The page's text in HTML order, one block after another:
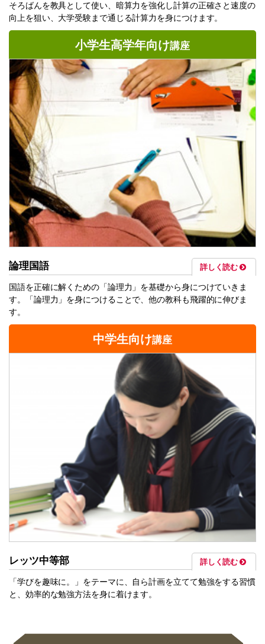
そろばんを教具として使い、暗算力を強化し計算の正確さと速度の
向上を狙い、大学受験まで通じる計算力を身につけます。
小学生高学年向け講座
論理国語 詳しく読む
国語を正確に解くための「論理力」を基礎から身につけていきま
す。「論理力」を身につけることで、他の教科も飛躍的に伸びま
す。
中学生向け講座
レッツ中等部 詳しく読む
「学びを趣味に。」をテーマに、自ら計画を立てて勉強をする習慣
と、効率的な勉強方法を身に着けます。